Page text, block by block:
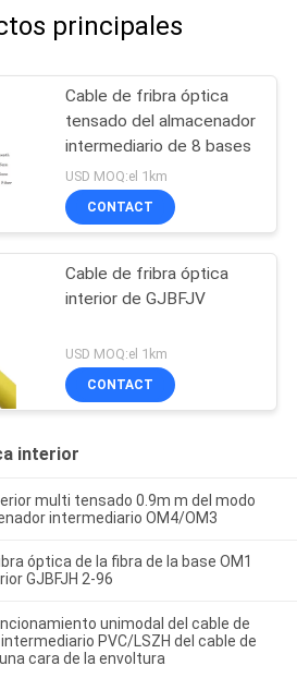
principales
Cable de fribra óptica
tensado del almacenador
intermediario de 8 bases
USD MOQ:el 1km
CONTACT
Cable de fribra óptica
interior de GJBFJV
USD MOQ:el 1km
CONTACT
interior
multi tensado 0.9m m del modo
intermediario OM4/OM3
óptica de la fibra de la base OM1
GJBFJH 2-96
unimodal del cable de
PVC/LSZH del cable de
cara de la envoltura